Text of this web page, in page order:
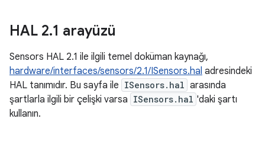
HAL 2.1 arayüzü
Sensors HAL 2.1 ile ilgili temel doküman kaynağı,
hardware/interfaces/sensors/2.1/ISensors.hal adresindeki
HAL tanımıdır. Bu sayfa ile ISensors.hal arasında
şartlarla ilgili bir çelişki varsa ISensors.hal 'daki şartı
kullanın.